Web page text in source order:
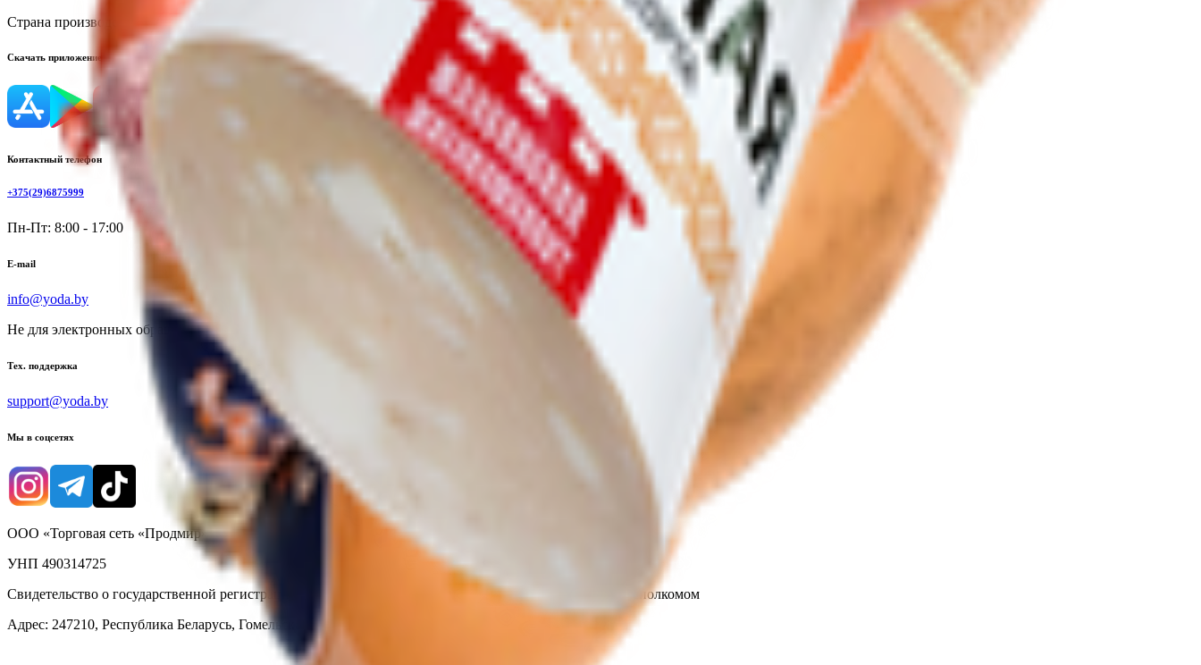
Страна производства:
Республика Беларусь
Скачать приложение
Контактный телефон
+375(29)6875999
Пн-Пт: 8:00 - 17:00
E-mail
info@yoda.by
Не для электронных обращений
Тех. поддержка
support@yoda.by
Мы в соцсетях
ООО «Торговая сеть «Продмир»
УНП 490314725
Свидетельство о государственной регистрации № 490314725 от 30.05.2003г выдано Гомельским облисполкомом
Адрес: 247210, Республика Беларусь, Гомельская обл., г. Жлобин, ул. Козлова 2-А